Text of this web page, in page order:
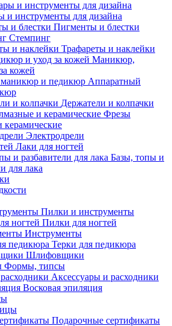
и инструменты для дизайна
Пигменты и блестки
Стемпинг
Трафареты и наклейки
Маникюр,
кожей
Аппаратный
Держатели и колпачки
Фрезы
керамические
Электродрели
Лаки для ногтей
Базы, топы и
для лака
Пилки и инструменты
Пилки для ногтей
Инструменты
Терки для педикюра
Шлифовщики
Формы, типсы
Аксессуары и расходники
Восковая эпиляция
Подарочные сертификаты